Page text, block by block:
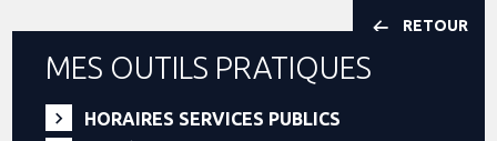
RETOUR
MES OUTILS PRATIQUES
HORAIRES SERVICES PUBLICS